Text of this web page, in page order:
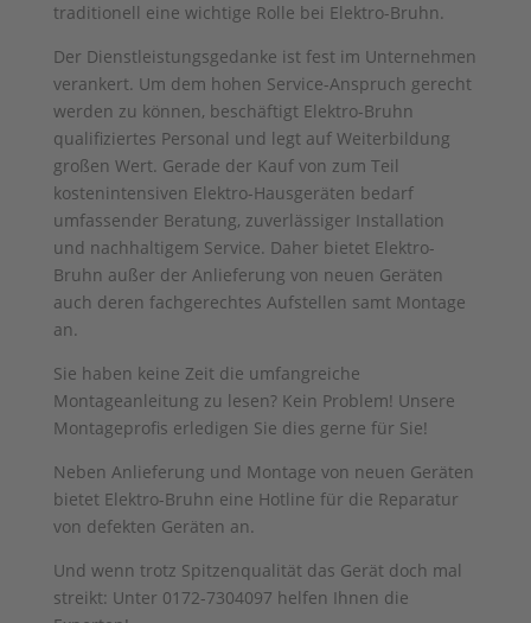
traditionell eine wichtige Rolle bei Elektro-Bruhn.
Der Dienstleistungsgedanke ist fest im Unternehmen
verankert. Um dem hohen Service-Anspruch gerecht
werden zu können, beschäftigt Elektro-Bruhn
qualifiziertes Personal und legt auf Weiterbildung
großen Wert. Gerade der Kauf von zum Teil
kostenintensiven Elektro-Hausgeräten bedarf
umfassender Beratung, zuverlässiger Installation
und nachhaltigem Service. Daher bietet Elektro-
Bruhn außer der Anlieferung von neuen Geräten
auch deren fachgerechtes Aufstellen samt Montage
an.
Sie haben keine Zeit die umfangreiche
Montageanleitung zu lesen? Kein Problem! Unsere
Montageprofis erledigen Sie dies gerne für Sie!
Neben Anlieferung und Montage von neuen Geräten
bietet Elektro-Bruhn eine Hotline für die Reparatur
von defekten Geräten an.
Und wenn trotz Spitzenqualität das Gerät doch mal
streikt: Unter 0172-7304097 helfen Ihnen die